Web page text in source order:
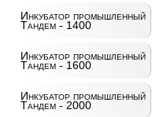
Инкубатор промышленный
Тандем - 1400
Инкубатор промышленный
Тандем - 1600
Инкубатор промышленный
Тандем - 2000